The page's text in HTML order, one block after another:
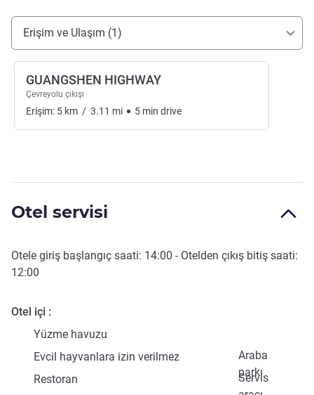
Erişim ve ulaşım
Erişim ve Ulaşım (1)
GUANGSHEN HIGHWAY
Çevreyolu çıkışı
Erişim: 5 km / 3.11 mi 5 min drive
Otel servisi
Otele giriş başlangıç saati: 14:00 - Otelden çıkış bitiş saati:
12:00
Otel içi
Yüzme havuzu
Araba
parkı
Evcil hayvanlara izin verilmez
Servis
Restoran